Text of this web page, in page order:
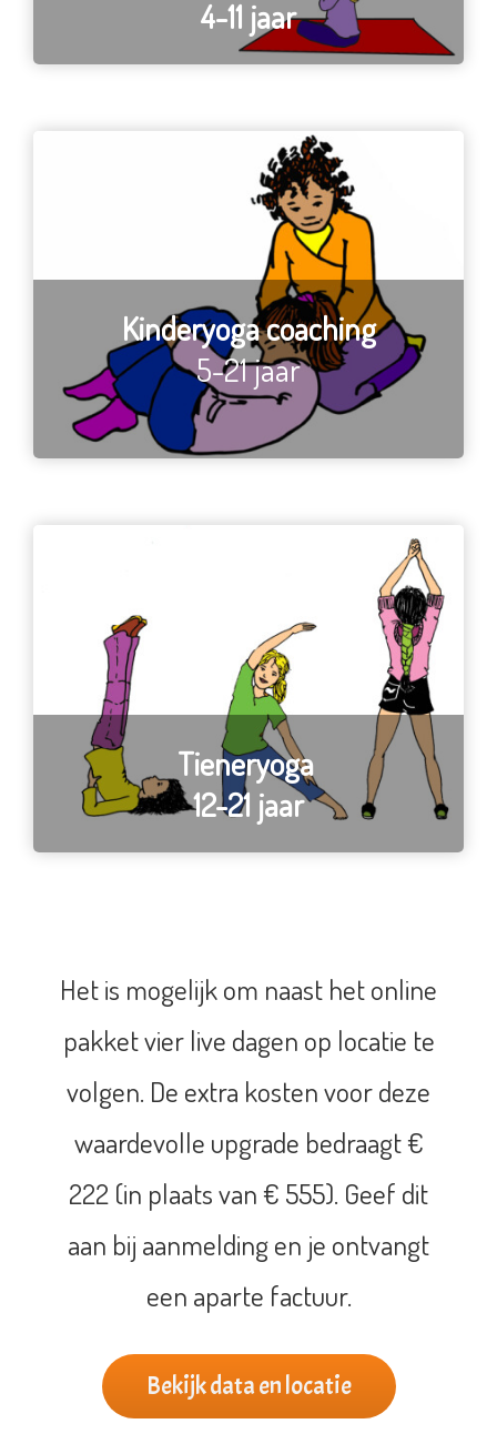
4-11 jaar
Kinderyoga coaching
5-21 jaar
Tieneryoga
12-21 jaar
Het is mogelijk om naast het online
pakket vier live dagen op locatie te
volgen. De extra kosten voor deze
waardevolle upgrade bedraagt €
222 (in plaats van € 555). Geef dit
aan bij aanmelding en je ontvangt
een aparte factuur.
Bekijk data en locatie